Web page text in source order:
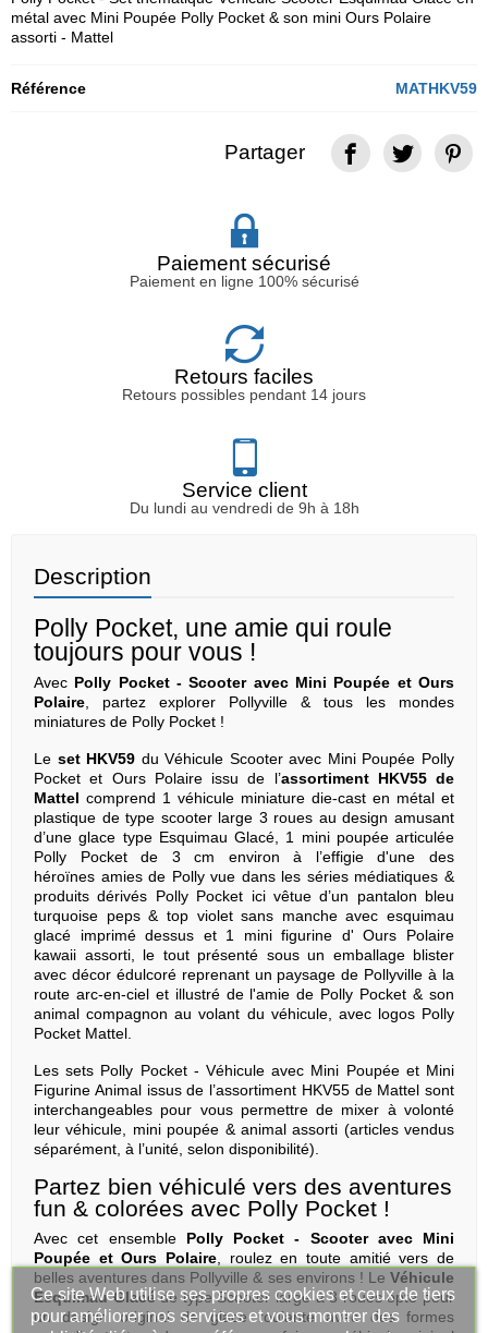
métal avec Mini Poupée Polly Pocket & son mini Ours Polaire
assorti - Mattel
Référence MATHKV59
Partager
Paiement sécurisé
Paiement en ligne 100% sécurisé
Retours faciles
Retours possibles pendant 14 jours
Service client
Du lundi au vendredi de 9h à 18h
Description
Polly Pocket, une amie qui roule
toujours pour vous !
Avec Polly Pocket -Scooter avec Mini Poupée et Ours
Polaire, partez explorer Pollyville & tous les mondes
miniatures de Polly Pocket !
Le set HKV59 du Véhicule Scooter avec Mini Poupée Polly
Pocket et Ours Polaire issu de l’assortiment HKV55 de
Mattel comprend 1 véhicule miniature die-cast en métal et
plastique de type scooter large 3 roues au design amusant
d’une glace type Esquimau Glacé, 1 mini poupée articulée
Polly Pocket de 3 cm environ à l’effigie d'une des
héroïnes amies de Polly vue dans les séries médiatiques &
produits dérivés Polly Pocket ici vêtue d’un pantalon bleu
turquoise peps & top violet sans manche avec esquimau
glacé imprimé dessus et 1 mini figurine d' Ours Polaire
kawaii assorti, le tout présenté sous un emballage blister
avec décor édulcoré reprenant un paysage de Pollyville à la
route arc-en-ciel et illustré de l'amie de Polly Pocket & son
animal compagnon au volant du véhicule, avec logos Polly
Pocket Mattel.
Les sets Polly Pocket - Véhicule avec Mini Poupée et Mini
Figurine Animal issus de l’assortiment HKV55 de Mattel sont
interchangeables pour vous permettre de mixer à volonté
leur véhicule, mini poupée & animal assorti (articles vendus
séparément, à l’unité, selon disponibilité).
Partez bien véhiculé vers des aventures
fun & colorées avec Polly Pocket !
Avec cet ensemble Polly Pocket - Scooter avec Mini
Poupée et Ours Polaire, roulez en toute amitié vers de
belles aventures dans Pollyville & ses environs ! Le Véhicule
Esquimau Glacéde type Scooter large à 3 roues opte pour
un design original de glace roulante avec des formes
Ce site Web utilise ses propres cookies et ceux de tiers
pour améliorer nos services et vous montrer des